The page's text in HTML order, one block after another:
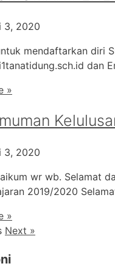
3, 2020
mendaftarkan diri
»
3, 2020
wr wb. Selamat
2019/2020
»
Next »